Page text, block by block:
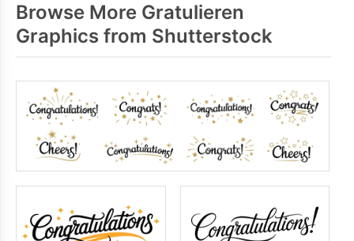
Browse More Gratulieren
Graphics from Shutterstock